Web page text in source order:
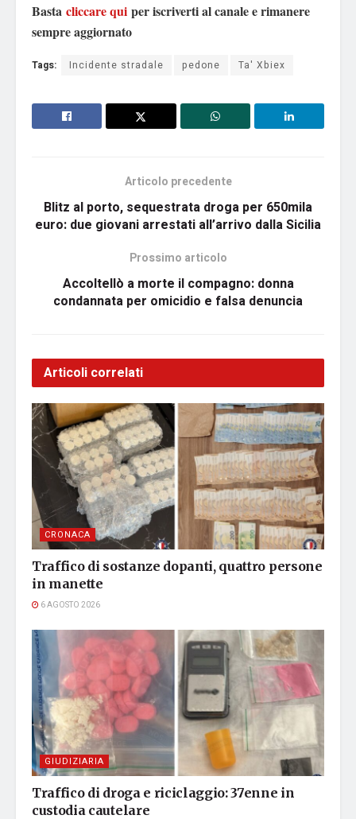
Basta cliccare qui per iscriverti al canale e rimanere
sempre aggiornato
Tags: Incidente stradale pedone Ta' Xbiex
Articolo precedente
Blitz al porto, sequestrata droga per 650mila
euro: due giovani arrestati all’arrivo dalla Sicilia
Prossimo articolo
Accoltellò a morte il compagno: donna
condannata per omicidio e falsa denuncia
Articoli correlati
CRONACA
Traffico di sostanze dopanti, quattro persone
in manette
6 AGOSTO 2026
GIUDIZIARIA
Traffico di droga e riciclaggio: 37enne in
custodia cautelare